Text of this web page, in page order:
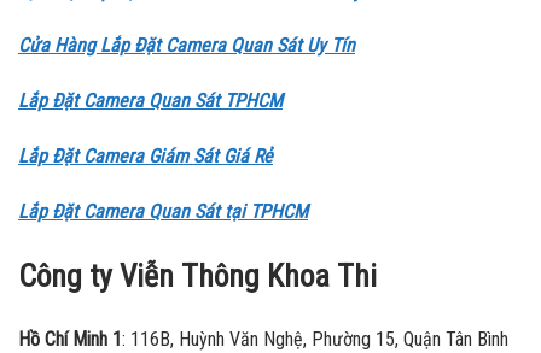
Cửa Hàng Lắp Đặt Camera Quan Sát Uy Tín
Lắp Đặt Camera Quan Sát TPHCM
Lắp Đặt Camera Giám Sát Giá Rẻ
Lắp Đặt Camera Quan Sát tại TPHCM
Công ty Viễn Thông Khoa Thi
Hồ Chí Minh 1 : 116B, Huỳnh Văn Nghệ, Phường 15, Quận Tân Bình